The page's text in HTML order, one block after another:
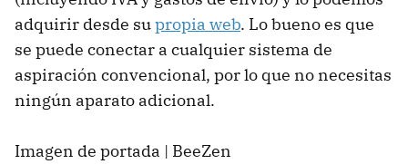
adquirir desde supropia web. Lo bueno es que
se puede conectar a cualquier sistema de
aspiración convencional, por lo que no necesitas
ningún aparato adicional.
Imagen de portada | BeeZen